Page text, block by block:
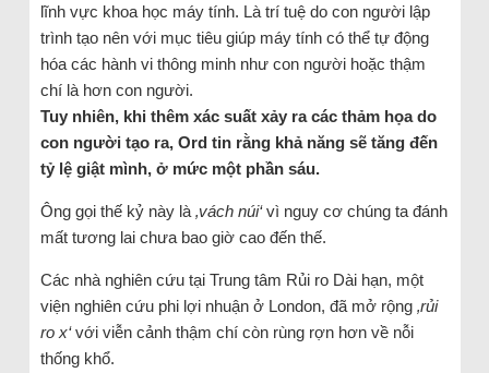
lĩnh vực khoa học máy tính. Là trí tuệ do con người lập
trình tạo nên với mục tiêu giúp máy tính có thể tự động
hóa các hành vi thông minh như con người hoặc thậm
chí là hơn con người.
Tuy nhiên, khi thêm xác suất xảy ra các thảm họa do
con người tạo ra, Ord tin rằng khả năng sẽ tăng đến
tỷ lệ giật mình, ở mức một phần sáu.
Ông gọi thế kỷ này là‚vách núi‘vì nguy cơ chúng ta đánh
mất tương lai chưa bao giờ cao đến thế.
Các nhà nghiên cứu tại Trung tâm Rủi ro Dài hạn, một
viện nghiên cứu phi lợi nhuận ở London, đã mở rộng ‚rủi
ro x‘với viễn cảnh thậm chí còn rùng rợn hơn về nỗi
thống khổ.